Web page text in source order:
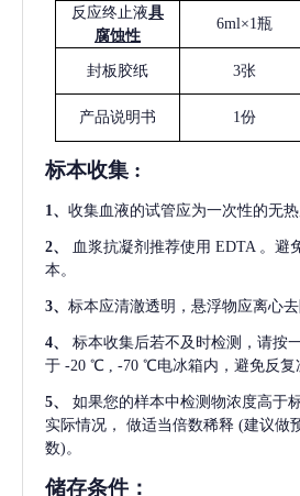
反应终止液具
腐蚀性
6ml×1瓶
封板胶纸 3张
产品说明书 1份
标本收集 :
1 、 收集血液的试管应为一次性的无热
2、 血浆抗凝剂推荐使用 EDTA 。避
本。
3、 标本应清澈透明，悬浮物应离心去
4、
标本收集后若不及时检测，请按
于 -20 ℃ , -70 ℃电冰箱内，避免反复
5、
如果您的样本中检测物浓度高于
实际情况，
做适当倍数稀释 (建议做
数)。
储存条件：